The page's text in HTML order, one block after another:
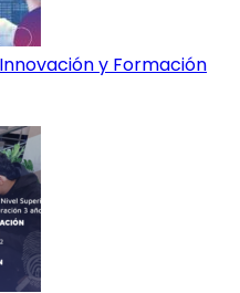
y Formación